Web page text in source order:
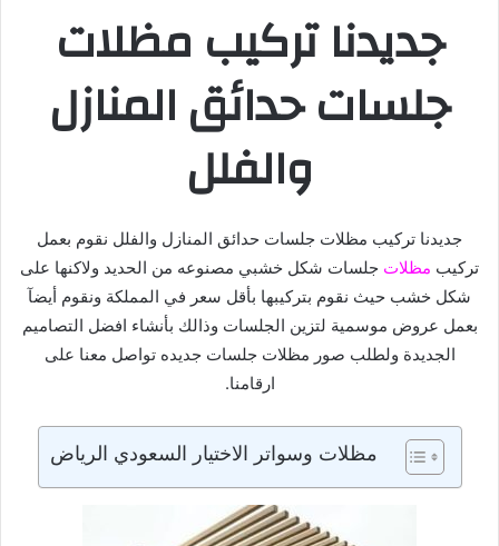
جديدنا تركيب مظلات
جلسات حدائق المنازل
والفلل
جديدنا تركيب مظلات جلسات حدائق المنازل والفلل نقوم بعمل
تركيب مظلات جلسات شكل خشبي مصنوعه من الحديد ولاكنها على
شكل خشب حيث نقوم بتركيبها بأقل سعر في المملكة ونقوم أيضآ
بعمل عروض موسمية لتزين الجلسات وذالك بأنشاء افضل التصاميم
الجديدة ولطلب صور مظلات جلسات جديده تواصل معنا على
ارقامنا.
مظلات وسواتر الاختيار السعودي الرياض